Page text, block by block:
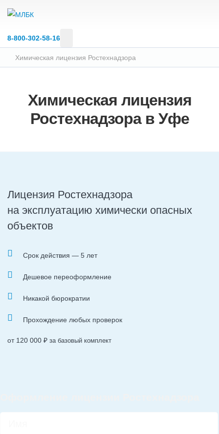
8‑800‑302‑58‑16
Химическая лицензия Ростехнадзора
Химическая лицензия
Ростехнадзора в Уфе
Лицензия Ростехнадзора
на эксплуатацию химически опасных
объектов
Срок действия — 5 лет
Дешевое переоформление
Никакой бюрократии
Прохождение любых проверок
от 120 000 ₽ за базовый комплект